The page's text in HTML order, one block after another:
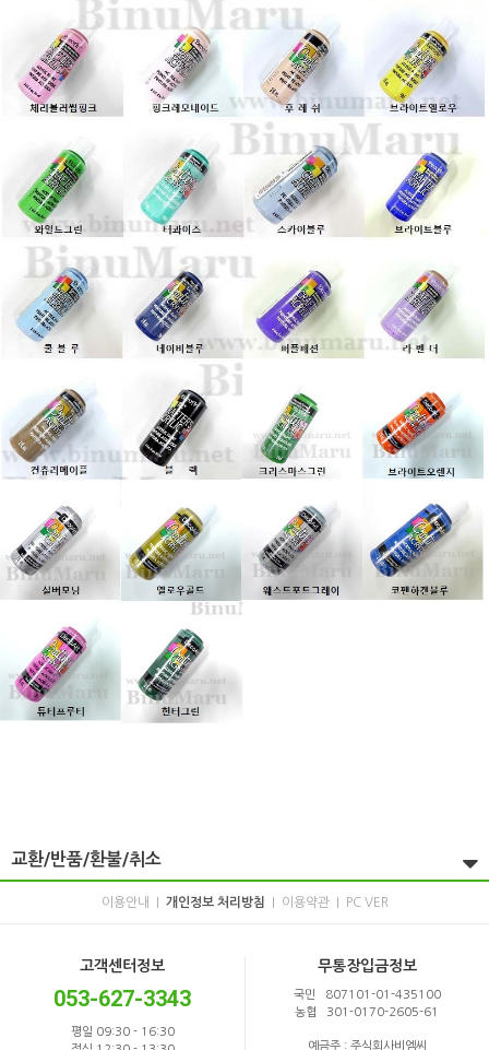
교환/반품/환불/취소
이용안내 개인정보 처리방침 이용약관 PC VER
고객센터정보
053-627-3343
평일 09:30 - 16:30
무통장입금정보
국민 807101-01-435100
농협 301-0170-2605-61
예금주 : 주식회사비엠씨